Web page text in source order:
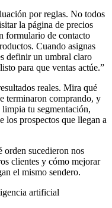
por reglas. No todos
la página de precios
formulario de contacto
Cuando asignas
definir un umbral claro
para que ventas actúe.”
reales. Mira qué
terminaron comprando, y
tu segmentación,
los prospectos que llegan a
orden sucedieron nos
clientes y cómo mejorar
el mismo sendero.